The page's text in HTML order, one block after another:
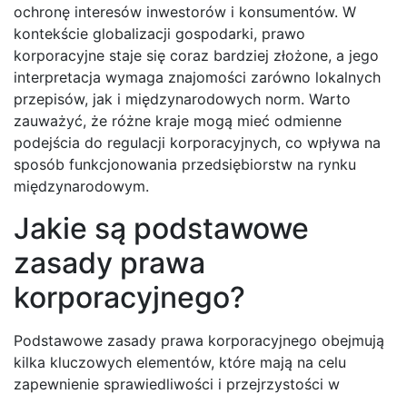
ochronę interesów inwestorów i konsumentów. W
kontekście globalizacji gospodarki, prawo
korporacyjne staje się coraz bardziej złożone, a jego
interpretacja wymaga znajomości zarówno lokalnych
przepisów, jak i międzynarodowych norm. Warto
zauważyć, że różne kraje mogą mieć odmienne
podejścia do regulacji korporacyjnych, co wpływa na
sposób funkcjonowania przedsiębiorstw na rynku
międzynarodowym.
Jakie są podstawowe
zasady prawa
korporacyjnego?
Podstawowe zasady prawa korporacyjnego obejmują
kilka kluczowych elementów, które mają na celu
zapewnienie sprawiedliwości i przejrzystości w